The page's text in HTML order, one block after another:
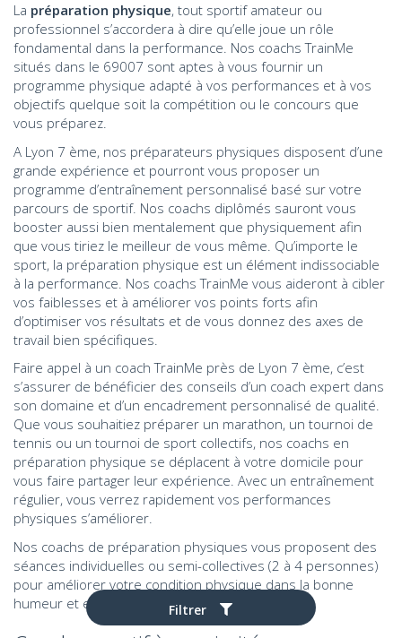
Filtrer
La préparation physique, tout sportif amateur ou
professionnel s’accordera à dire qu’elle joue un rôle
fondamental dans la performance. Nos coachs TrainMe
situés dans le 69007 sont aptes à vous fournir un
programme physique adapté à vos performances et à vos
objectifs quelque soit la compétition ou le concours que
vous préparez.
A Lyon 7 ème, nos préparateurs physiques disposent d’une
grande expérience et pourront vous proposer un
programme d’entraînement personnalisé basé sur votre
parcours de sportif. Nos coachs diplômés sauront vous
booster aussi bien mentalement que physiquement afin
que vous tiriez le meilleur de vous même. Qu’importe le
sport, la préparation physique est un élément indissociable
à la performance. Nos coachs TrainMe vous aideront à cibler
vos faiblesses et à améliorer vos points forts afin
d’optimiser vos résultats et de vous donnez des axes de
travail bien spécifiques.
Faire appel à un coach TrainMe près de Lyon 7 ème, c’est
s’assurer de bénéficier des conseils d’un coach expert dans
son domaine et d’un encadrement personnalisé de qualité.
Que vous souhaitiez préparer un marathon, un tournoi de
tennis ou un tournoi de sport collectifs, nos coachs en
préparation physique se déplacent à votre domicile pour
vous faire partager leur expérience. Avec un entraînement
régulier, vous verrez rapidement vos performances
physiques s’améliorer.
Nos coachs de préparation physiques vous proposent des
séances individuelles ou semi-collectives (2 à 4 personnes)
pour améliorer votre condition physique dans la bonne
humeur et entre amis, à Lyon 7 ème ou ailleurs.